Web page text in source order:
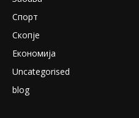
Спорт
Скопје
Економија
Uncategorised
blog